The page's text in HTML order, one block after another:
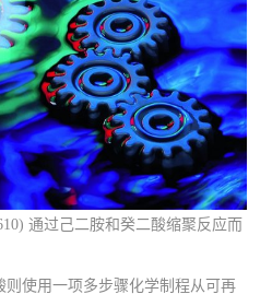
通过己二胺和癸二酸缩聚反应而
则使用一项多步骤化学制程从可再